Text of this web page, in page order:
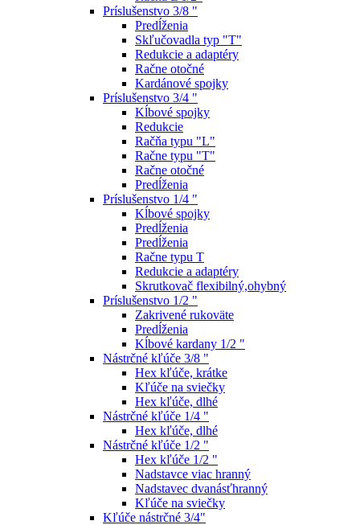
Príslušenstvo 3/8 "
Predĺženia
Skľučovadla typ "T"
Redukcie a adaptéry
Račne otočné
Kardánové spojky
Príslušenstvo 3/4 "
Kĺbové spojky
Redukcie
Račňa typu "L"
Račne typu "T"
Račne otočné
Predĺženia
Príslušenstvo 1/4 "
Kĺbové spojky
Predĺženia
Predĺženia
Račne typu T
Redukcie a adaptéry
Skrutkovač flexibilný,ohybný
Príslušenstvo 1/2 "
Zakrivené rukoväte
Predĺženia
Kĺbové kardany 1/2 "
Nástrčné kľúče 3/8 "
Hex kľúče, krátke
Kľúče na sviečky
Hex kľúče, dlhé
Nástrčné kľúče 1/4 "
Hex kľúče, dlhé
Nástrčné kľúče 1/2 "
Hex kľúče 1/2 "
Nadstavce viac hranný
Nadstavec dvanásťhranný
Kľúče na sviečky
Kľúče nástrčné 3/4"